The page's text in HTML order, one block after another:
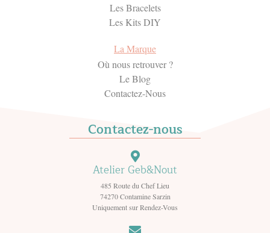
Les Bracelets
Les Kits DIY
La Marque
Où nous retrouver ?
Le Blog
Contactez-Nous
Contactez-nous
Atelier Geb&Nout
485 Route du Chef Lieu
74270 Contamine Sarzin
Uniquement sur Rendez-Vous